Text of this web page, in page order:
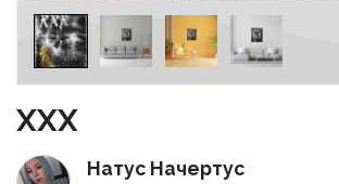
XXX
Натус Начертус